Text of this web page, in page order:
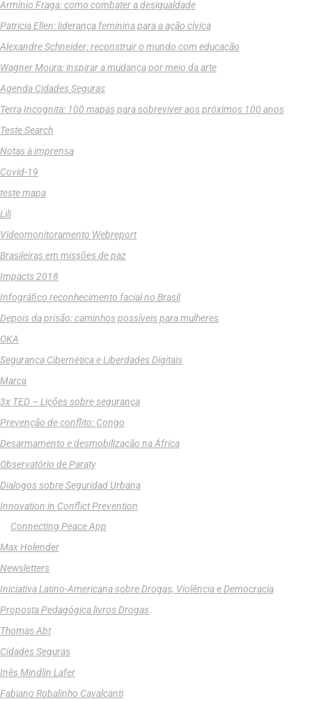
Armínio Fraga: como combater a desigualdade
Patricia Ellen: liderança feminina para a ação cívica
Alexandre Schneider: reconstruir o mundo com educação
Wagner Moura: inspirar a mudança por meio da arte
Agenda Cidades Seguras
Terra Incognita: 100 mapas para sobreviver aos próximos 100 anos
Teste Search
Notas à imprensa
Covid-19
teste mapa
Lili
Videomonitoramento Webreport
Brasileiras em missões de paz
Impacts 2018
Infográfico reconhecimento facial no Brasil
Depois da prisão: caminhos possíveis para mulheres
OKA
Segurança Cibernética e Liberdades Digitais
Marca
3x TED – Lições sobre segurança
Prevenção de conflito: Congo
Desarmamento e desmobilização na África
Observatório de Paraty
Dialogos sobre Seguridad Urbana
Innovation in Conflict Prevention
Connecting Peace App
Max Holender
Newsletters
Iniciativa Latino-Americana sobre Drogas, Violência e Democracia
Proposta Pedagógica livros Drogas
Thomas Abt
Cidades Seguras
Inês Mindlin Lafer
Fabiano Robalinho Cavalcanti